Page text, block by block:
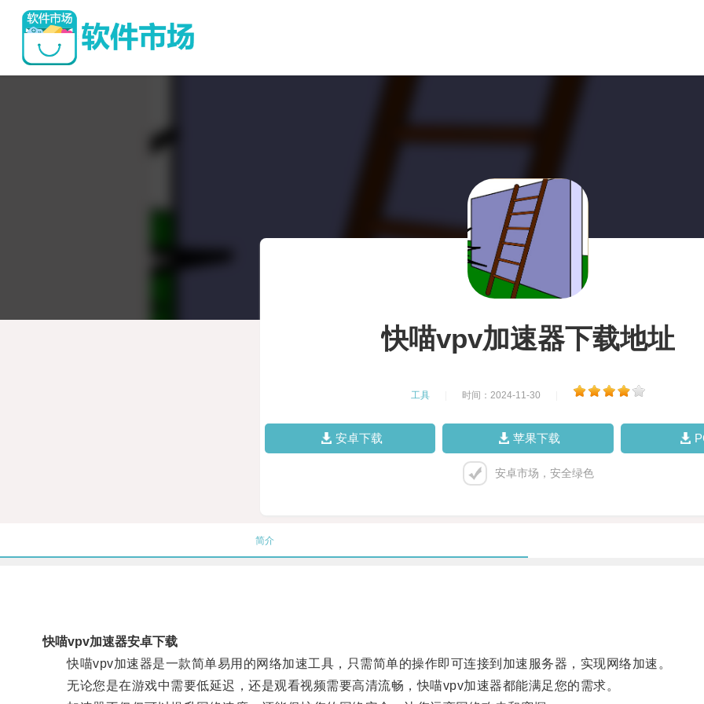
快喵vpv加速器下载地址
工具 时间：2024-11-30
安卓下载 苹果下载
安卓市场，安全绿色
简介
快喵vpv加速器安卓下载
快喵vpv加速器是一款简单易用的网络加速工具，只需简单的操作即可连接到加速服务器，实现网络加速。
无论您是在游戏中需要低延迟，还是观看视频需要高清流畅，快喵vpv加速器都能满足您的需求。